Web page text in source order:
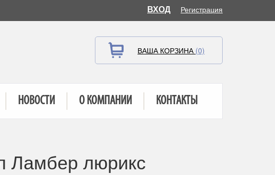
ВХОД Регистрация
ВАША КОРЗИНА (0)
НОВОСТИ О КОМПАНИИ КОНТАКТЫ
Ламбер люрикс